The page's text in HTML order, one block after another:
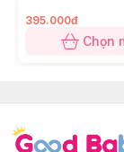
395.000đ
Chọn